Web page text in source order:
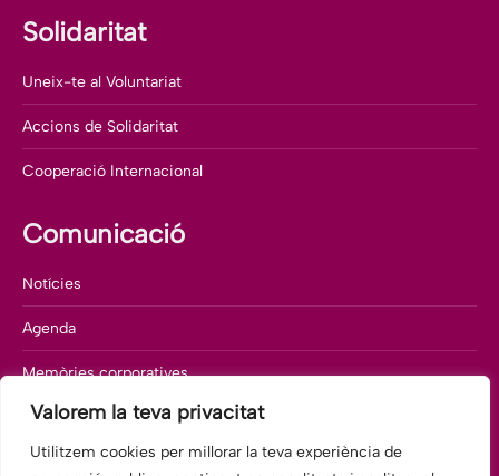
Valorem la teva privacitat
Utilitzem cookies per millorar la teva experiència de
Solidaritat
Uneix-te al Voluntariat
Accions de Solidaritat
Cooperació Internacional
Comunicació
Notícies
Agenda
Memòries corporatives
Departament de comunicació